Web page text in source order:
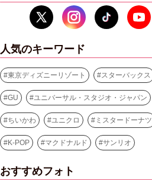
人気のキーワード
#東京ディズニーリゾート #スターバックス
#GU #ユニバーサル・スタジオ・ジャパン
#ちいかわ #ユニクロ # ミスタードーナツ
#K-POP #マクドナルド #サンリオ
おすすめフォト